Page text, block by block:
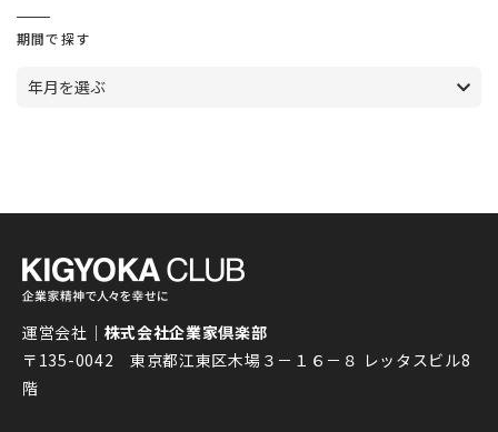
期間で探す
年月を選ぶ
運営会社｜ 株式会社企業家倶楽部
〒135-0042 東京都江東区木場３－１６－８ レッタスビル8
階